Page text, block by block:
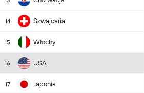
14 Szwajcaria
15 Włochy
16 USA
17 Japonia